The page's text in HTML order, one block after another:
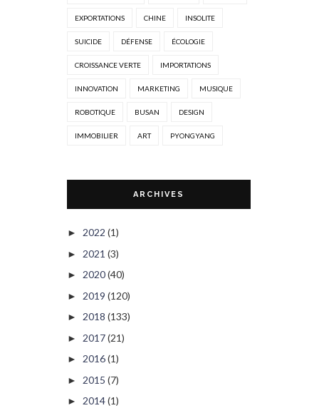
EXPORTATIONS CHINE INSOLITE
SUICIDE DÉFENSE ÉCOLOGIE
CROISSANCE VERTE IMPORTATIONS
INNOVATION MARKETING MUSIQUE
ROBOTIQUE BUSAN DESIGN
IMMOBILIER ART PYONGYANG
ARCHIVES
► 2022 (1)
► 2021 (3)
► 2020(40)
► 2019 (120)
► 2018 (133)
► 2017(21)
► 2016(1)
► 2015 (7)
► 2014(1)